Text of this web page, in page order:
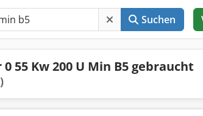
Suchen
55 Kw 200 U Min B5 gebraucht